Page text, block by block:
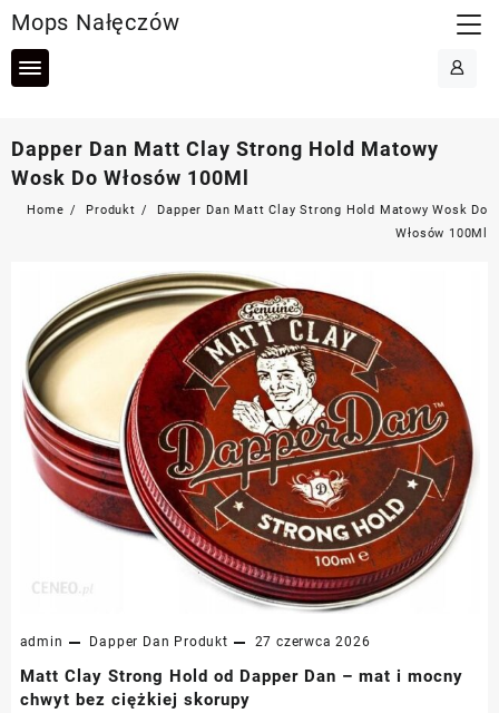
to
content
Mops Nałęczów
Dapper Dan Matt Clay Strong Hold Matowy
Wosk Do Włosów 100Ml
Home Produkt
Dapper Dan Matt Clay Strong Hold Matowy Wosk Do
Włosów 100Ml
admin Dapper Dan Produkt 27 czerwca 2026
Matt Clay Strong Hold od Dapper Dan – mat i mocny
chwyt bez ciężkiej skorupy